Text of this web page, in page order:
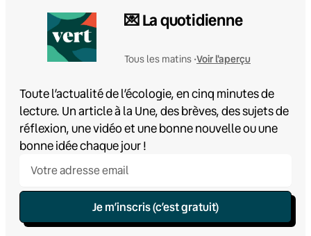
💌 La quotidienne
Tous les matins •Voir l'aperçu
Toute l’actualité de l’écologie, en cinq minutes de
lecture. Un article à la Une, des brèves, des sujets de
réflexion, une vidéo et une bonne nouvelle ou une
bonne idée chaque jour !
Je m’inscris (c’est gratuit)